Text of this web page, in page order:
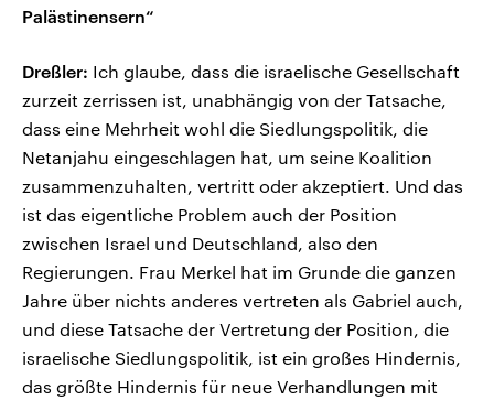
Palästinensern“
Dreßler: Ich glaube, dass die israelische Gesellschaft
zurzeit zerrissen ist, unabhängig von der Tatsache,
dass eine Mehrheit wohl die Siedlungspolitik, die
Netanjahu eingeschlagen hat, um seine Koalition
zusammenzuhalten, vertritt oder akzeptiert. Und das
ist das eigentliche Problem auch der Position
zwischen Israel und Deutschland, also den
Regierungen. Frau Merkel hat im Grunde die ganzen
Jahre über nichts anderes vertreten als Gabriel auch,
und diese Tatsache der Vertretung der Position, die
israelische Siedlungspolitik, ist ein großes Hindernis,
das größte Hindernis für neue Verhandlungen mit